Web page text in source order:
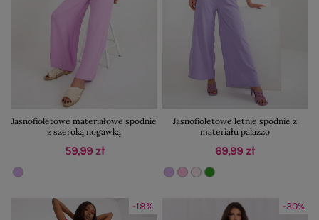
Jasnofioletowe materiałowe spodnie
z szeroką nogawką
59,99 zł
Jasnofioletowe letnie spodnie z
materiału palazzo
69,99 zł
-18% -30%